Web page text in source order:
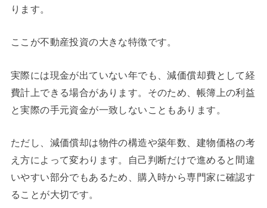
ります。
ここが不動産投資の大きな特徴です。
実際には現金が出ていない年でも、減価償却費として経
費計上できる場合があります。そのため、帳簿上の利益
と実際の手元資金が一致しないこともあります。
ただし、減価償却は物件の構造や築年数、建物価格の考
え方によって変わります。自己判断だけで進めると間違
いやすい部分でもあるため、購入時から専門家に確認す
ることが大切です。